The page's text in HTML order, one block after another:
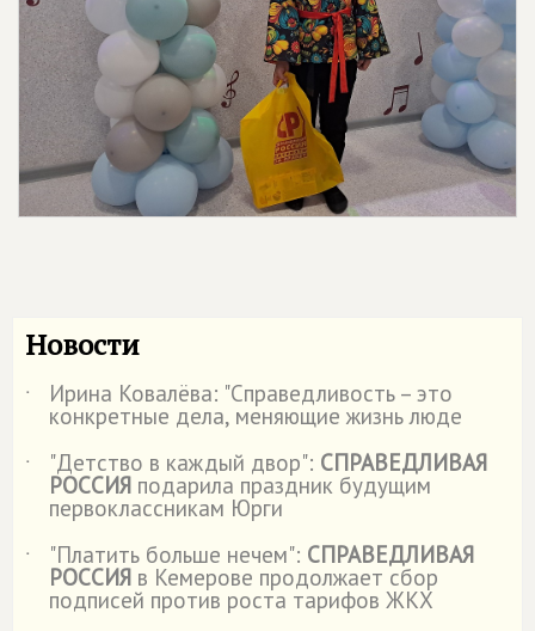
Новости
˙ Ирина Ковалёва: "Справедливость – это
конкретные дела, меняющие жизнь люде
˙
"Детство в каждый двор": СПРАВЕДЛИВАЯ
РОССИЯ подарила праздник будущим
первоклассникам Юрги
˙
"Платить больше нечем": СПРАВЕДЛИВАЯ
РОССИЯ в Кемерове продолжает сбор
подписей против роста тарифов ЖКХ